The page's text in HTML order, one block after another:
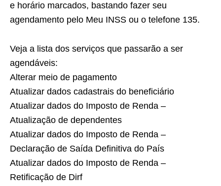
e horário marcados, bastando fazer seu
agendamento pelo Meu INSS ou o telefone 135.
Veja a lista dos serviços que passarão a ser
agendáveis:
Alterar meio de pagamento
Atualizar dados cadastrais do beneficiário
Atualizar dados do Imposto de Renda –
Atualização de dependentes
Atualizar dados do Imposto de Renda –
Declaração de Saída Definitiva do País
Atualizar dados do Imposto de Renda –
Retificação de Dirf